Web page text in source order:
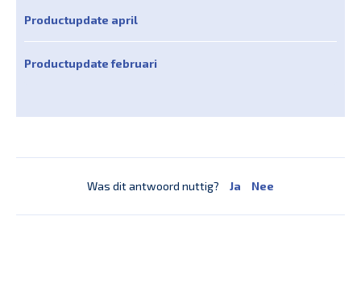
Productupdate april
Productupdate februari
Was dit antwoord nuttig? Ja Nee